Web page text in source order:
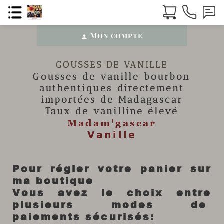
person Mon compte
GOUSSES DE VANILLE
Gousses de vanille bourbon
authentiques directement
importées de Madagascar
Taux de vanilline élevé
Madam'gascar
Vanille
Pour régler votre panier sur
ma boutique
Vous avez le choix entre
plusieurs modes de
paiements sécurisés: